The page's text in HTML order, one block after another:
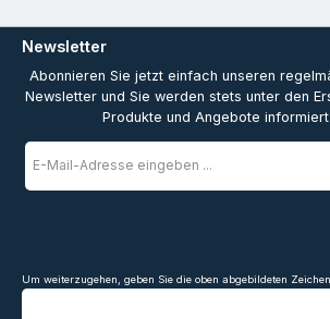
Newsletter
Abonnieren Sie jetzt einfach unseren
Newsletter und Sie werden stets unter den
Produkte und Angebote
E-
Mail-
*
Um weiterzugehen, geben Sie die oben abgebildeten